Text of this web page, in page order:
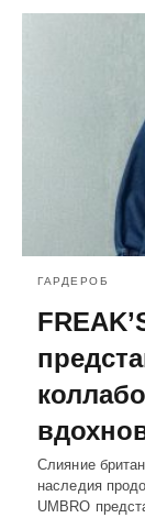
ГАРДЕРОБ
Слияние
наследия
UMBRO